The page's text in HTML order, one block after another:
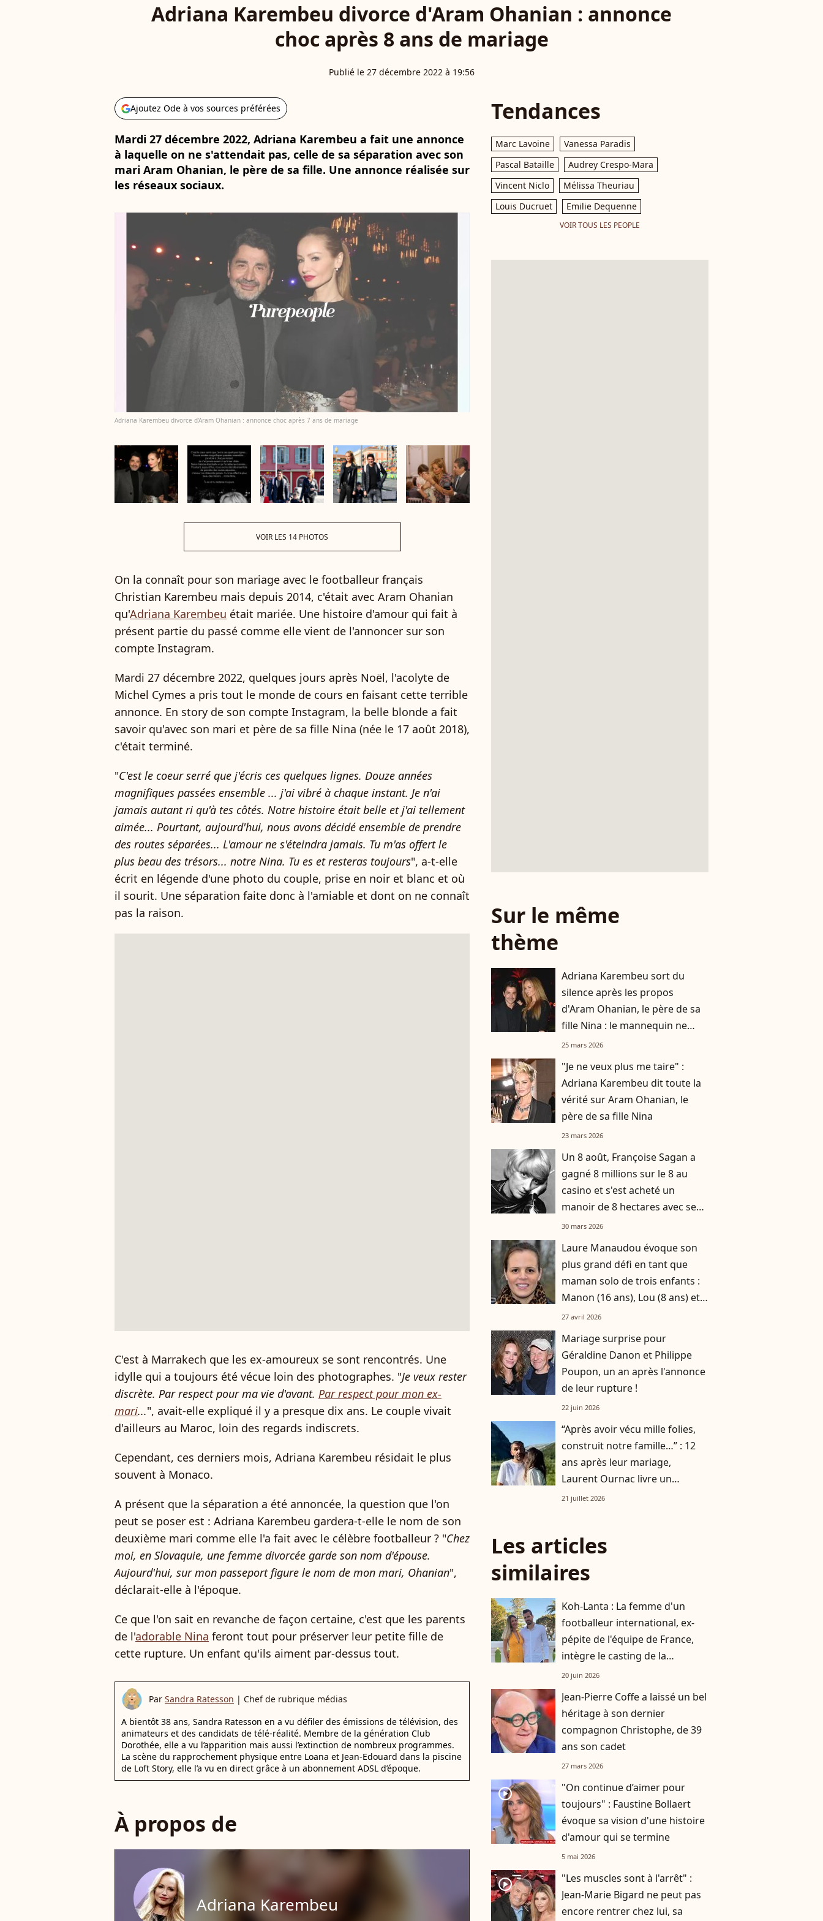
Adriana Karembeu divorce d'Aram Ohanian : annonce
choc après 8 ans de mariage
Publié le 27 décembre 2022 à 19:56
Ajoutez Ode à vos sources préférées
Mardi 27 décembre 2022, Adriana Karembeu a fait une annonce
à laquelle on ne s'attendait pas, celle de sa séparation avec son
mari Aram Ohanian, le père de sa fille. Une annonce réalisée sur
les réseaux sociaux.
Adriana Karembeu divorce d'Aram Ohanian : annonce choc après 7 ans de mariage
VOIR LES 14 PHOTOS
On la connaît pour son mariage avec le footballeur français
Christian Karembeu mais depuis 2014, c'était avec Aram Ohanian
qu'Adriana Karembeu était mariée. Une histoire d'amour qui fait à
présent partie du passé comme elle vient de l'annoncer sur son
compte Instagram.
Mardi 27 décembre 2022, quelques jours après Noël, l'acolyte de
Michel Cymes a pris tout le monde de cours en faisant cette terrible
annonce. En story de son compte Instagram, la belle blonde a fait
savoir qu'avec son mari et père de sa fille Nina (née le 17 août 2018),
c'était terminé.
"C'est le coeur serré que j'écris ces quelques lignes. Douze années
magnifiques passées ensemble ... j'ai vibré à chaque instant. Je n'ai
jamais autant ri qu'à tes côtés. Notre histoire était belle et j'ai tellement
aimée... Pourtant, aujourd'hui, nous avons décidé ensemble de prendre
des routes séparées... L'amour ne s'éteindra jamais. Tu m'as offert le
plus beau des trésors... notre Nina. Tu es et resteras toujours", a-t-elle
écrit en légende d'une photo du couple, prise en noir et blanc et où
il sourit. Une séparation faite donc à l'amiable et dont on ne connaît
pas la raison.
C'est à Marrakech que les ex-amoureux se sont rencontrés. Une
idylle qui a toujours été vécue loin des photographes. "Je veux rester
discrète. Par respect pour ma vie d'avant. Par respect pour mon ex-
mari...", avait-elle expliqué il y a presque dix ans. Le couple vivait
d'ailleurs au Maroc, loin des regards indiscrets.
Cependant, ces derniers mois, Adriana Karembeu résidait le plus
souvent à Monaco.
A présent que la séparation a été annoncée, la question que l'on
peut se poser est : Adriana Karembeu gardera-t-elle le nom de son
deuxième mari comme elle l'a fait avec le célèbre footballeur ? "Chez
moi, en Slovaquie, une femme divorcée garde son nom d'épouse.
Aujourd'hui, sur mon passeport figure le nom de mon mari, Ohanian",
déclarait-elle à l'époque.
Ce que l'on sait en revanche de façon certaine, c'est que les parents
de l'adorable Nina feront tout pour préserver leur petite fille de
cette rupture. Un enfant qu'ils aiment par-dessus tout.
Par Sandra Ratesson | Chef de rubrique médias
A bientôt 38 ans, Sandra Ratesson en a vu défiler des émissions de télévision, des
animateurs et des candidats de télé-réalité. Membre de la génération Club
Dorothée, elle a vu l’apparition mais aussi l’extinction de nombreux programmes.
La scène du rapprochement physique entre Loana et Jean-Edouard dans la piscine
de Loft Story, elle l’a vu en direct grâce à un abonnement ADSL d’époque.
À propos de
Adriana Karembeu
Tendances
Marc Lavoine
Vanessa Paradis
Pascal Bataille
Audrey Crespo-Mara
Vincent Niclo
Mélissa Theuriau
Louis Ducruet
Emilie Dequenne
VOIR TOUS LES PEOPLE
Sur le même
thème
Adriana Karembeu sort du
silence après les propos
d'Aram Ohanian, le père de sa
fille Nina : le mannequin ne
compte pas en rester là
25 mars 2026
"Je ne veux plus me taire" :
Adriana Karembeu dit toute la
vérité sur Aram Ohanian, le
père de sa fille Nina
23 mars 2026
Un 8 août, Françoise Sagan a
gagné 8 millions sur le 8 au
casino et s'est acheté un
manoir de 8 hectares avec ses
gains
30 mars 2026
Laure Manaudou évoque son
plus grand défi en tant que
maman solo de trois enfants :
Manon (16 ans), Lou (8 ans) et
Sacha (5 ans)
27 avril 2026
Mariage surprise pour
Géraldine Danon et Philippe
Poupon, un an après l'annonce
de leur rupture !
22 juin 2026
“Après avoir vécu mille folies,
construit notre famille…” : 12
ans après leur mariage,
Laurent Ournac livre un
message public à sa femme
21 juillet 2026
Les articles
similaires
Koh-Lanta : La femme d'un
footballeur international, ex-
pépite de l'équipe de France,
intègre le casting de la
prochaine édition
20 juin 2026
Jean-Pierre Coffe a laissé un bel
héritage à son dernier
compagnon Christophe, de 39
ans son cadet
27 mars 2026
player2
"On continue d’aimer pour
toujours" : Faustine Bollaert
évoque sa vision d'une histoire
d'amour qui se termine
5 mai 2026
player2
"Les muscles sont à l'arrêt" :
Jean-Marie Bigard ne peut pas
encore rentrer chez lui, sa